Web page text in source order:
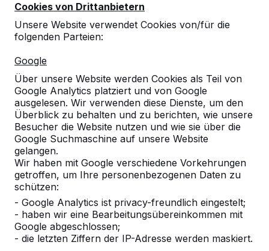
Cookies von Drittanbietern
Unsere Website verwendet Cookies von/für die
folgenden Parteien:
Google
Über unsere Website werden Cookies als Teil von
Google Analytics platziert und von Google
ausgelesen. Wir verwenden diese Dienste, um den
Überblick zu behalten und zu berichten, wie unsere
Besucher die Website nutzen und wie sie über die
Google Suchmaschine auf unsere Website
gelangen.
Wir haben mit Google verschiedene Vorkehrungen
getroffen, um Ihre personenbezogenen Daten zu
schützen:
- Google Analytics ist privacy-freundlich eingestelt;
- haben wir eine Bearbeitungsübereinkommen mit
Google abgeschlossen;
- die letzten Ziffern der IP-Adresse werden maskiert.
benötigen, so melde ich mich !
Florian Redlefsen
20-07-2016